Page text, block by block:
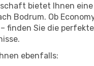
bietet Ihnen eine
Bodrum. Ob
finden Sie die
ebenfalls: